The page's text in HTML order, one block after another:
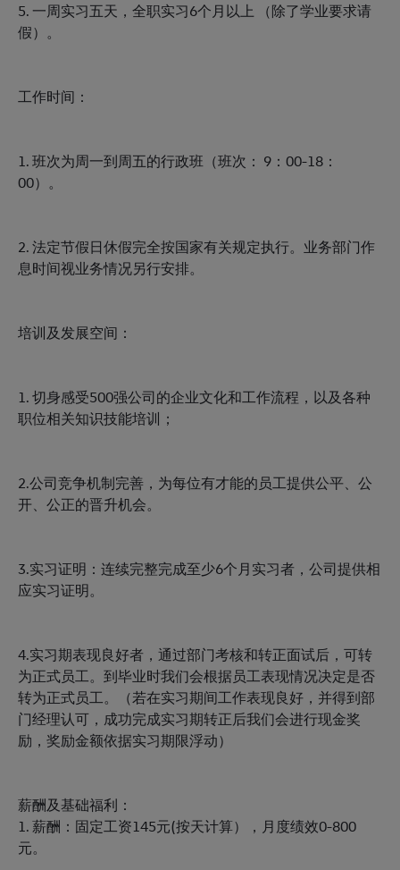
5. 一周实习五天，全职实习6个月以上 （除了学业要求请
假）。
工作时间：
1. 班次为周一到周五的行政班（班次： 9：00-18：
00）。
2. 法定节假日休假完全按国家有关规定执行。业务部门作
息时间视业务情况另行安排。
培训及发展空间：
1. 切身感受500强公司的企业文化和工作流程，以及各种
职位相关知识技能培训；
2.公司竞争机制完善，为每位有才能的员工提供公平、公
开、公正的晋升机会。
3.实习证明：连续完整完成至少6个月实习者，公司提供相
应实习证明。
4.实习期表现良好者，通过部门考核和转正面试后，可转
为正式员工。到毕业时我们会根据员工表现情况决定是否
转为正式员工。（若在实习期间工作表现良好，并得到部
门经理认可，成功完成实习期转正后我们会进行现金奖
励，奖励金额依据实习期限浮动）
薪酬及基础福利：
1. 薪酬：固定工资145元(按天计算），月度绩效0-800
元。